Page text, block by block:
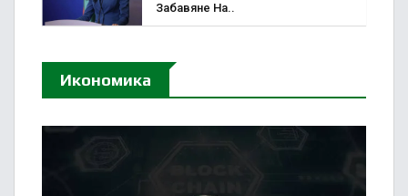
Забавяне На..
Икономика